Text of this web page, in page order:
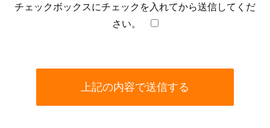
チェックボックスにチェックを入れてから送信してくだ
さい。